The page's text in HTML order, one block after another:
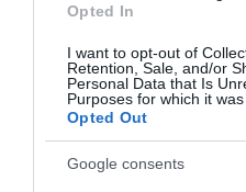
Opted In
I want to opt-out of
Retention, Sale, and/or
Personal Data that Is
Purposes for which it was
Opted Out
Google consents
3 h 44 min